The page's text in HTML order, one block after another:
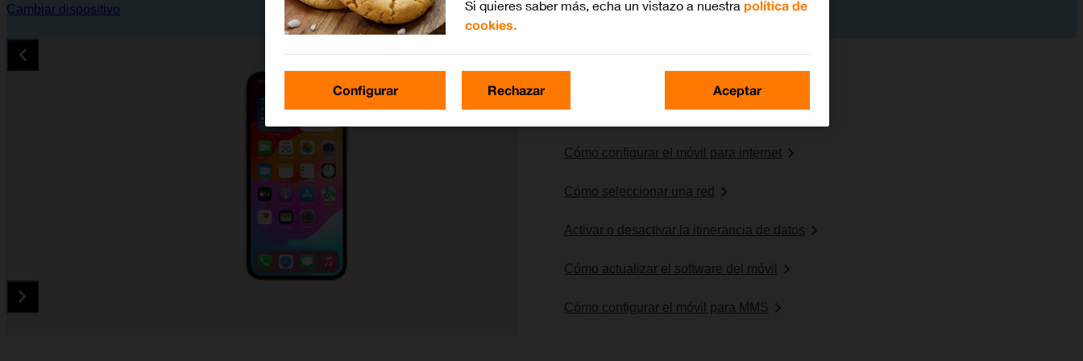
Cambiar dispositivo
Cómo restablecer los ajustes de red
Cómo configurar el móvil para internet
Cómo seleccionar una red
Activar o desactivar la itinerancia de datos
Cómo actualizar el software del móvil
Cómo configurar el móvil para MMS
Si quieres saber más, echa un vistazo a nuestrapolítica de
cookies.
Configurar Rechazar Aceptar